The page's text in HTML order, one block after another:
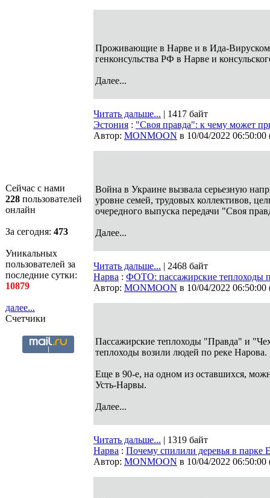
Сейчас с нами
228 пользователей
онлайн
За сегодня: 473
Уникальных
пользователей за
последние сутки:
10879
далее...
Счетчики
Проживающие в Нарве и в Ида-Вируском
генконсульства РФ в Нарве и
Далее...
Читать дальше... | 1417 байт
Эстония : "Своя правда": к чему может
Автор: MONMOON в 10/04/2022 06:50:00
Война в Украине вызвала серьезную
уровне семей, трудовых коллективов,
очередного выпуска передачи "Своя
Далее...
Читать дальше... | 2468 байт
Нарва : ФОТО: пассажирские теплоходы
Автор: MONMOON в 10/04/2022 06:50:00
Пассажирские теплоходы "Правда" и
теплоходы возили людей по реке Нарова.
Еще в 90-е, на одном из оставшихся,
Усть-Нарвы.
Далее...
Читать дальше... | 1319 байт
Нарва : Почему спилили деревья в парке
Автор: MONMOON в 10/04/2022 06:50:00